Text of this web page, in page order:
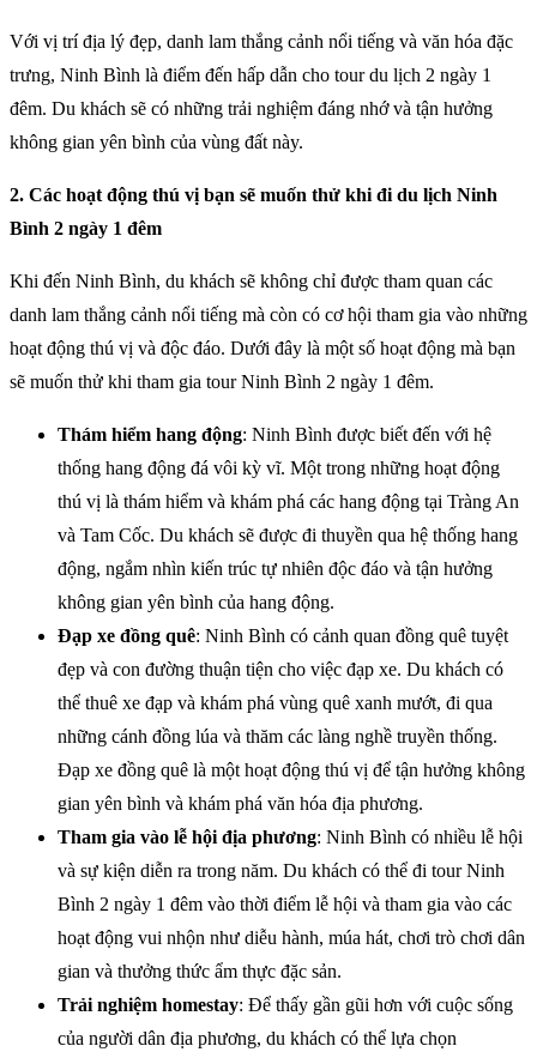
Với vị trí địa lý đẹp, danh lam thắng cảnh nổi tiếng và văn hóa đặc
trưng, Ninh Bình là điểm đến hấp dẫn cho tour du lịch 2 ngày 1
đêm. Du khách sẽ có những trải nghiệm đáng nhớ và tận hưởng
không gian yên bình của vùng đất này.
2. Các hoạt động thú vị bạn sẽ muốn thử khi đi du lịch Ninh
Bình 2 ngày 1 đêm
Khi đến Ninh Bình, du khách sẽ không chỉ được tham quan các
danh lam thắng cảnh nổi tiếng mà còn có cơ hội tham gia vào những
hoạt động thú vị và độc đáo. Dưới đây là một số hoạt động mà bạn
sẽ muốn thử khi tham gia tour Ninh Bình 2 ngày 1 đêm.
Thám hiểm hang động: Ninh Bình được biết đến với hệ
thống hang động đá vôi kỳ vĩ. Một trong những hoạt động
thú vị là thám hiểm và khám phá các hang động tại Tràng An
và Tam Cốc. Du khách sẽ được đi thuyền qua hệ thống hang
động, ngắm nhìn kiến trúc tự nhiên độc đáo và tận hưởng
không gian yên bình của hang động.
Đạp xe đồng quê: Ninh Bình có cảnh quan đồng quê tuyệt
đẹp và con đường thuận tiện cho việc đạp xe. Du khách có
thể thuê xe đạp và khám phá vùng quê xanh mướt, đi qua
những cánh đồng lúa và thăm các làng nghề truyền thống.
Đạp xe đồng quê là một hoạt động thú vị để tận hưởng không
gian yên bình và khám phá văn hóa địa phương.
Tham gia vào lễ hội địa phương: Ninh Bình có nhiều lễ hội
và sự kiện diễn ra trong năm. Du khách có thể đi tour Ninh
Bình 2 ngày 1 đêm vào thời điểm lễ hội và tham gia vào các
hoạt động vui nhộn như diễu hành, múa hát, chơi trò chơi dân
gian và thưởng thức ẩm thực đặc sản.
Trải nghiệm homestay: Để thấy gần gũi hơn với cuộc sống
của người dân địa phương, du khách có thể lựa chọn